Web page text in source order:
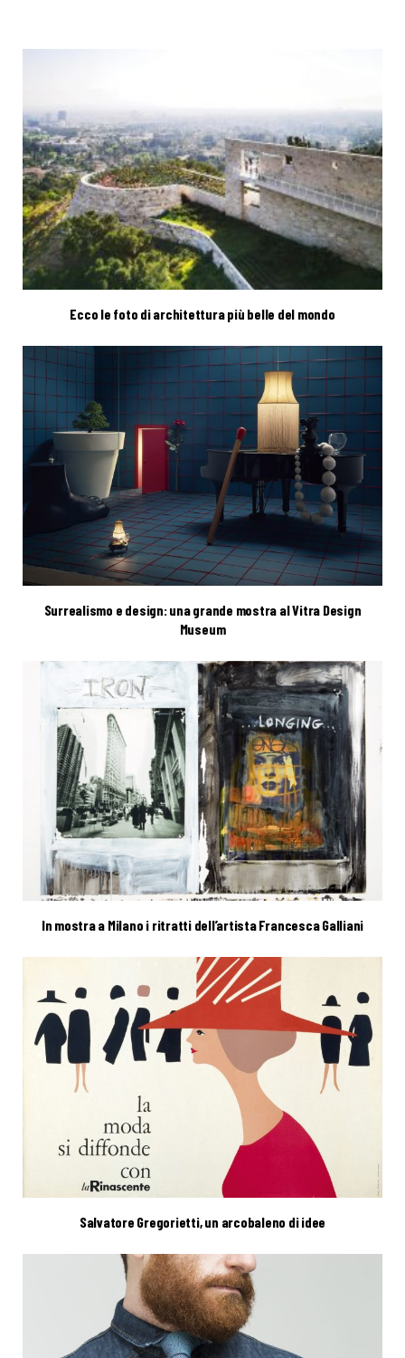
Ecco le foto di architettura più belle del mondo
Surrealismo e design: una grande mostra al Vitra Design
Museum
In mostra a Milano i ritratti dell’artista Francesca Galliani
Salvatore Gregorietti, un arcobaleno di idee